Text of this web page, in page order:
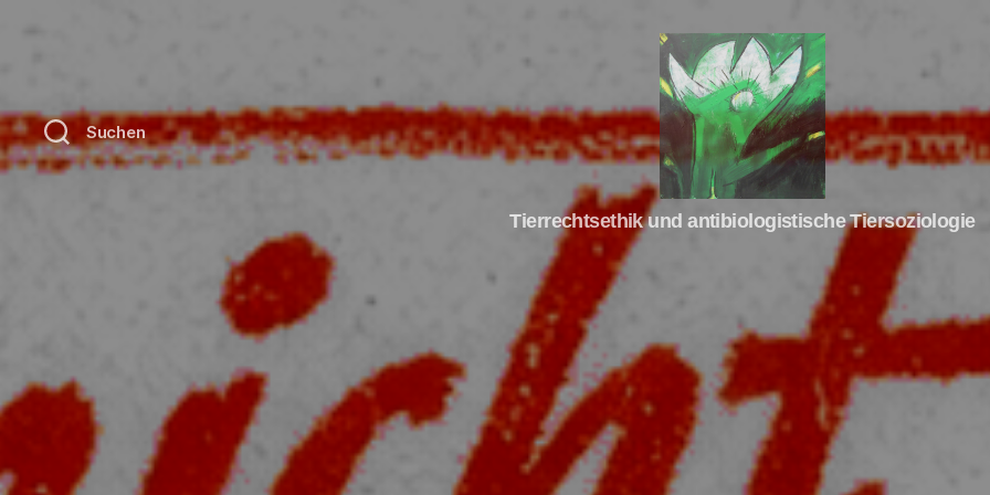
Tierrechte
Tierrechtsethik und antibiologistische Tiersoziologie
Suchen